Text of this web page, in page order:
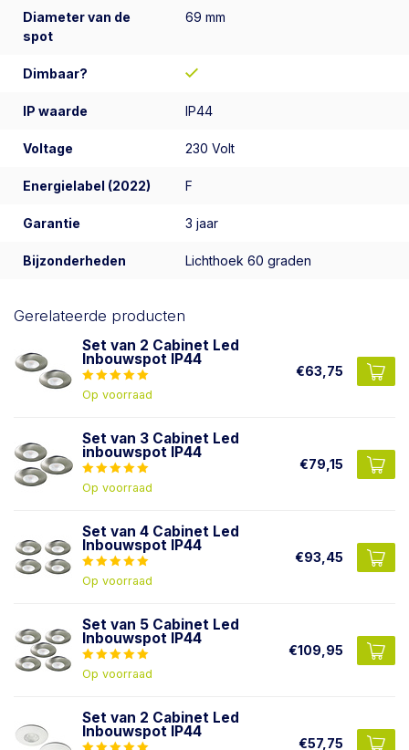
Diameter van de
spot
69 mm
Dimbaar?
IP waarde IP44
Voltage 230 Volt
Energielabel (2022) F
Garantie 3 jaar
Bijzonderheden Lichthoek 60 graden
Gerelateerde producten
Set van 2 Cabinet Led
Inbouwspot IP44
Op voorraad
€63,75
Set van 3 Cabinet Led
inbouwspot IP44
Op voorraad
€79,15
Set van 4 Cabinet Led
Inbouwspot IP44
Op voorraad
€93,45
Set van 5 Cabinet Led
Inbouwspot IP44
Op voorraad
€109,95
Set van 2 Cabinet Led
Inbouwspot IP44
€57,75